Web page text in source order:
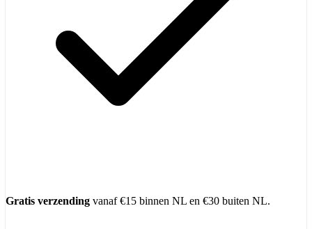
Gratis verzending vanaf €15 binnen NL en €30 buiten NL.